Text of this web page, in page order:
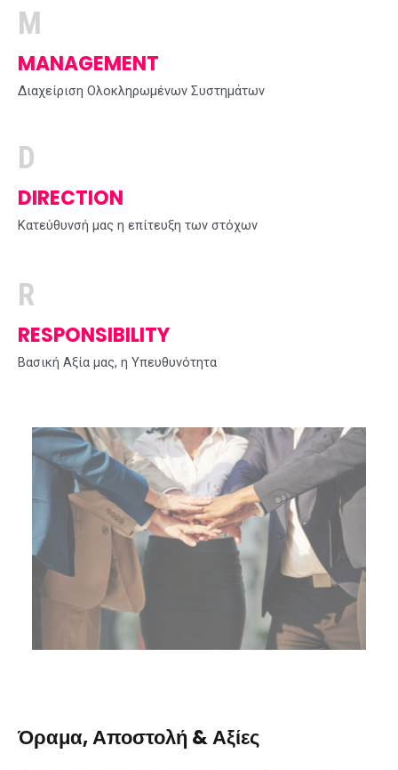
M
MANAGEMENT
Διαχείριση Ολοκληρωμένων Συστημάτων
D
DIRECTION
Κατεύθυνσή μας η επίτευξη των στόχων
R
RESPONSIBILITY
Βασική Αξία μας, η Υπευθυνότητα
Όραμα, Αποστολή & Αξίες